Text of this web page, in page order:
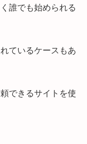
誰でも始められる
ているケースもあ
できるサイトを使